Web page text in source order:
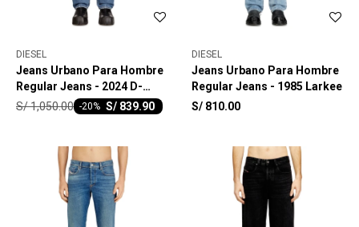
DIESEL
Jeans Urbano Para Hombre
Regular Jeans - 2024 D-
Macs
S/ 839.90
-20
S/1,050.00
DIESEL
Jeans Urbano Para Hombre
Regular Jeans - 1985 Larkee
S/ 810.00